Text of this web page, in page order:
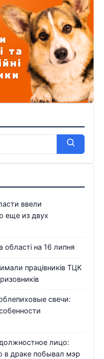
ввели
еще из двух
області на 16 липня
працівників ТЦК
свечи:
лицо:
драке побывал мэр